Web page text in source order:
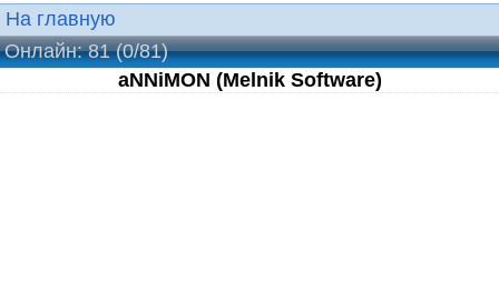
На главную
Онлайн: 81(0/81)
aNNiMON (Melnik Software)